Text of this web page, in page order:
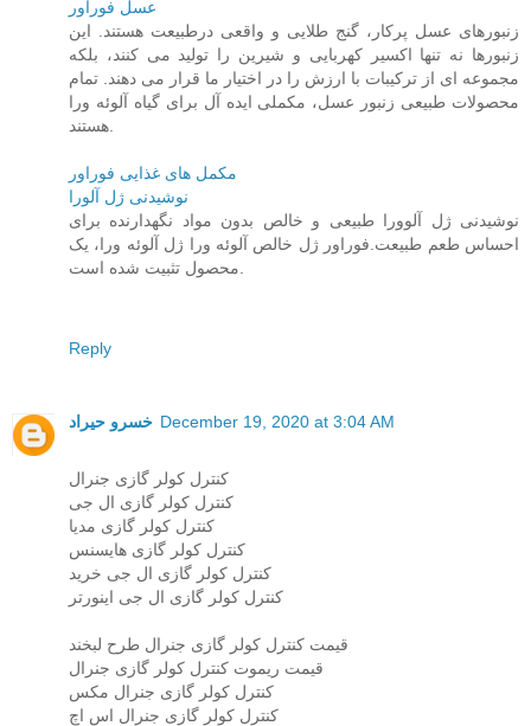
عسل فوراور
زنبورهای عسل پرکار، گنج طلایی و واقعی درطبیعت هستند. این
زنبورها نه تنها اکسیر کهربایی و شیرین را تولید می کنند، بلکه
مجموعه ای از ترکیبات با ارزش را در اختیار ما قرار می دهند. تمام
محصولات طبیعی زنبور عسل، مکملی ایده آل برای گیاه آلوئه ورا
مکمل های غذایی فوراور
نوشیدنی ژل آلورا
نوشیدنی ژل آلوورا طبیعی و خالص بدون مواد نگهدارنده برای
احساس طعم طبیعت.فوراور ژل خالص آلوئه ورا ژل آلوئه ورا، یک
Reply
خسرو حیراد December 19, 2020 at 3:04 AM
کنترل کولر گازی جنرال
کنترل کولر گازی ال جی
کنترل کولر گازی مدیا
کنترل کولر گازی هایسنس
کنترل کولر گازی ال جی خرید
کنترل کولر گازی ال جی اینورتر
قیمت کنترل کولر گازی جنرال طرح لبخند
قیمت ریموت کنترل کولر گازی جنرال
کنترل کولر گازی جنرال مکس
کنترل کولر گازی جنرال اس اچ